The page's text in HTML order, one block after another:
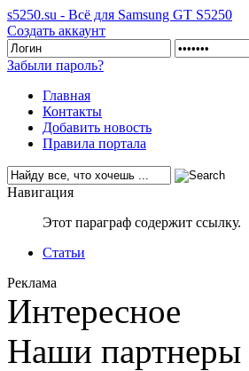
s5250.su - Всё для Samsung GT S5250
Создать аккаунт
Забыли пароль?
Главная
Контакты
Добавить новость
Правила портала
Навигация
Этот параграф содержит ссылку.
Статьи
Реклама
Интересное
Наши партнеры